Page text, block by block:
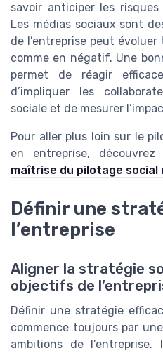
savoir anticiper les
Les médias sociaux sont
de l’entreprise peut
comme en négatif. Une
permet de réagir
d’impliquer les
sociale et de mesurer
Pour aller plus loin sur le
en entreprise, découvrez
maîtrise du pilotage social
Définir une
l’entreprise
Aligner la stratégie
objectifs de
Définir une stratégie
commence toujours par
ambitions de